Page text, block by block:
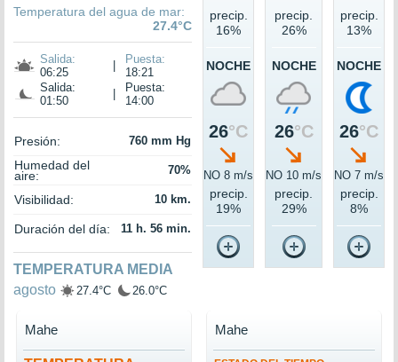
Temperatura del agua de mar:
27.4°C
Salida:
06:25
Puesta:
18:21
Salida:
01:50
Puesta:
14:00
Presión: 760 mm Hg
Humedad del
aire: 70%
Visibilidad: 10 km.
Duración del día: 11 h. 56 min.
TEMPERATURA MEDIA
agosto
27.4°C 26.0°C
precip.
16%
NOCHE
26°C
NO 8 m/s
precip.
19%
precip.
26%
NOCHE
26°C
NO 10 m/s
precip.
29%
precip.
13%
NOCHE
26°C
NO 7 m/s
precip.
8%
Mahe Mahe